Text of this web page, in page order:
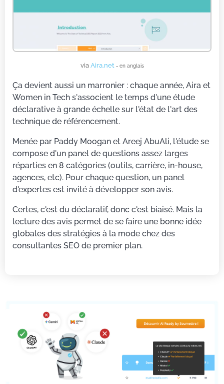
via Aira.net - en anglais
Ça devient aussi un marronier : chaque année, Aira et
Women in Tech s'associent le temps d'une étude
déclarative à grande échelle sur l'état de l'art des
technique de référencement.
Menée par Paddy Moogan et Areej AbuAli, l'étude se
compose d'un panel de questions assez larges
réparties en 8 catégories (outils, carrière, in-house,
agences, etc). Pour chaque question, un panel
d'expertes est invité à développer son avis.
Certes, c'est du déclaratif, donc c'est biaisé. Mais la
lecture des avis permet de se faire une bonne idée
globales des stratégies à la mode chez des
consultantes SEO de premier plan.